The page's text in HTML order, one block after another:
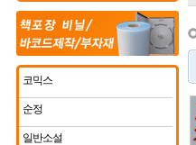
코믹스
순정
일반소설